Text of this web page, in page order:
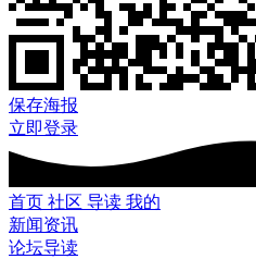
保存海报
立即登录
首页 社区 导读 我的
新闻资讯
论坛导读